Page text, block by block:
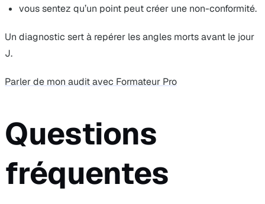
vous sentez qu’un point peut créer une non-conformité.
Un diagnostic sert à repérer les angles morts avant le jour
J.
Parler de mon audit avec Formateur Pro
Questions
fréquentes